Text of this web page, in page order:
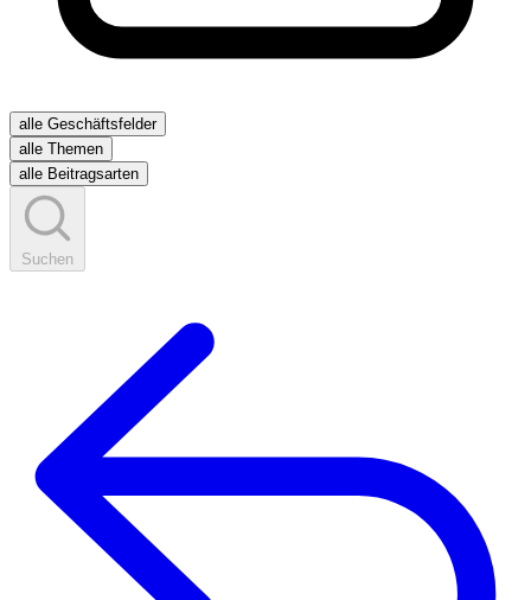
alle Geschäftsfelder
alle Themen
alle Beitragsarten
Suchen